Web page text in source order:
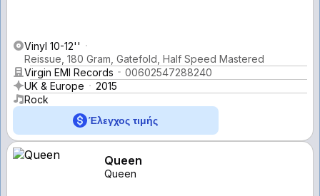
Vinyl 10-12''
Reissue, 180 Gram, Gatefold, Half Speed Mastered
Virgin EMI Records
00602547288240
UK & Europe
2015
Rock
Έλεγχος τιμής
Queen
Queen